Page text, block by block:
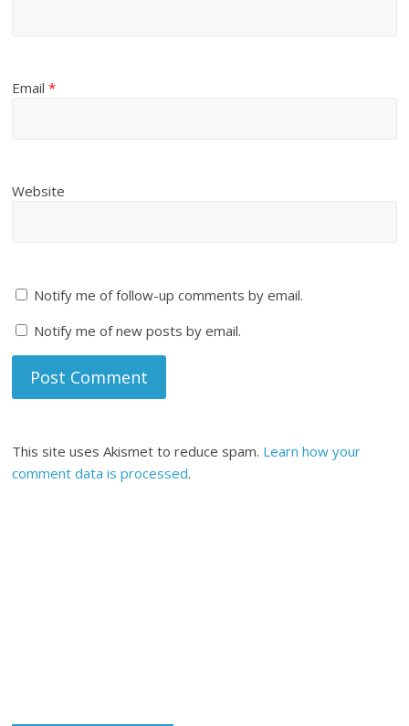
Email*
Website
Notify me of follow-up comments by email.
Notify me of new posts by email.
This site uses Akismet to reduce spam. Learn how your
comment data is processed.